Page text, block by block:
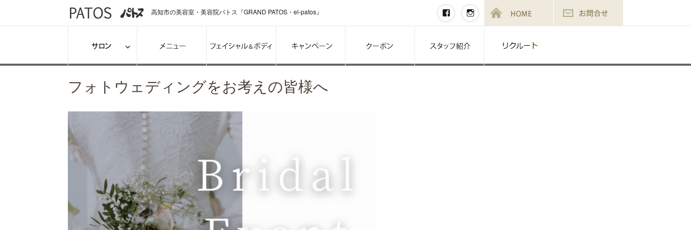
高知市の美容室・美容院パトス『GRAND PATOS・el-patos』 FacebookInstagram
フォトウェディングをお考えの皆様へ